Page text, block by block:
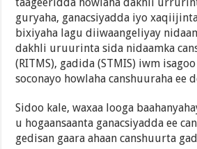
taageeridda howlaha dakhli
guryaha, ganacsiyadda iyo
bixiyaha lagu diiwaangeliyay
dakhli uruurinta sida nidaamka
(RITMS), gadida (STMIS) iwm
soconayo howlaha canshuuraha ee
Sidoo kale, waxaa looga
u hogaansaanta ganacsiyadda ee
gedisan gaara ahaan canshuurta